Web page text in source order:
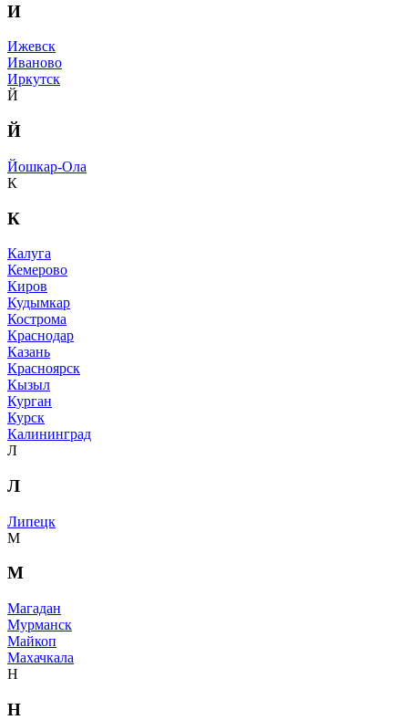
И
Ижевск
Иваново
Иркутск
Й
Й
Йошкар-Ола
К
К
Калуга
Кемерово
Киров
Кудымкар
Кострома
Краснодар
Казань
Красноярск
Кызыл
Курган
Курск
Калининград
Л
Л
Липецк
М
М
Магадан
Мурманск
Майкоп
Махачкала
Н
Н